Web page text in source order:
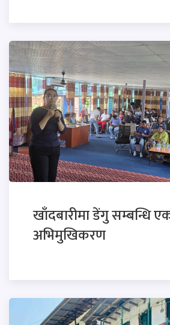
खाँदबारीमा डेंगु सम्बन्धि
अभिमुखिकरण